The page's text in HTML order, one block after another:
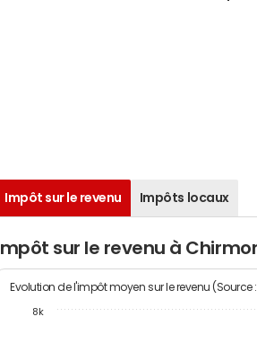
Impôt sur le revenu Impôts locaux
Impôt sur le revenu à
Evolution de l'impôt moyen sur le revenu
8k